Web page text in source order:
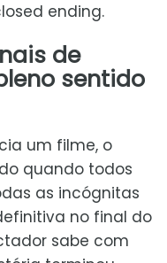
ending.
de
sentido
um filme, o
quando todos
as incógnitas
no final do
sabe com